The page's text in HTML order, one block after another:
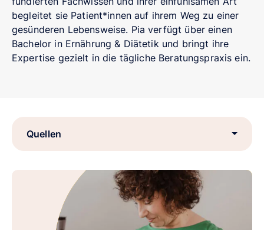
begleitet sie Patient*innen auf ihrem Weg zu einer
gesünderen Lebensweise. Pia verfügt über einen
Bachelor in Ernährung & Diätetik und bringt ihre
Expertise gezielt in die tägliche Beratungspraxis ein.
Quellen